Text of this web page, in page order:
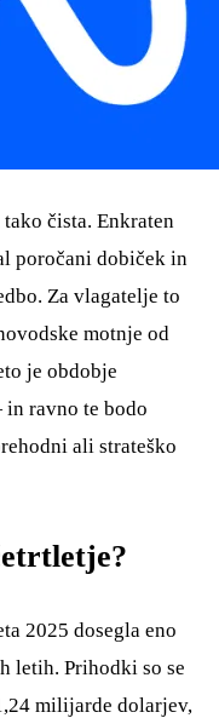
čista. Enkraten
poročani dobiček in
Za vlagatelje to
motnje od
je obdobje
ravno te bodo
ali strateško
2025 dosegla eno
letih. Prihodki so se
milijarde dolarjev,